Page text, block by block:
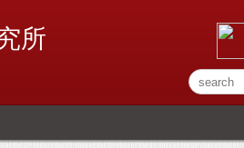
所